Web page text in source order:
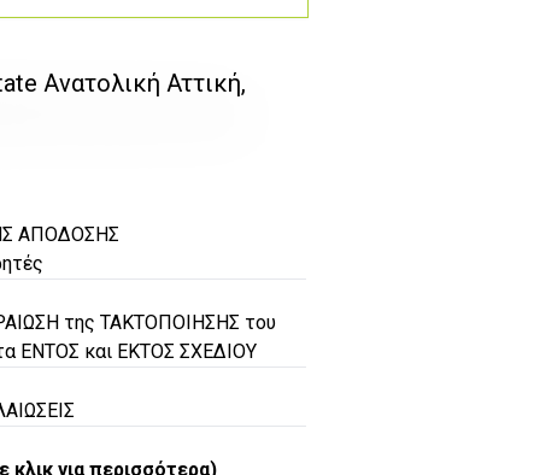
Ανατολική Αττική,
ΑΠΟΔΟΣΗΣ
της ΤΑΚΤΟΠΟΙΗΣΗΣ του
ΕΝΤΟΣ και ΕΚΤΟΣ ΣΧΕΔΙΟΥ
κλικ για περισσότερα)